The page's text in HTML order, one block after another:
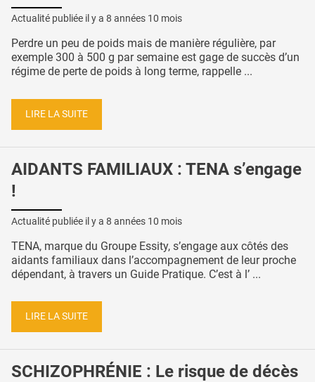
Actualité publiée il y a 8 années 10 mois
Perdre un peu de poids mais de manière régulière, par
exemple 300 à 500 g par semaine est gage de succès d’un
régime de perte de poids à long terme, rappelle ...
LIRE LA SUITE
AIDANTS FAMILIAUX : TENA s’engage
!
Actualité publiée il y a 8 années 10 mois
TENA, marque du Groupe Essity, s’engage aux côtés des
aidants familiaux dans l’accompagnement de leur proche
dépendant, à travers un Guide Pratique. C’est à l’ ...
LIRE LA SUITE
SCHIZOPHRÉNIE : Le risque de décès